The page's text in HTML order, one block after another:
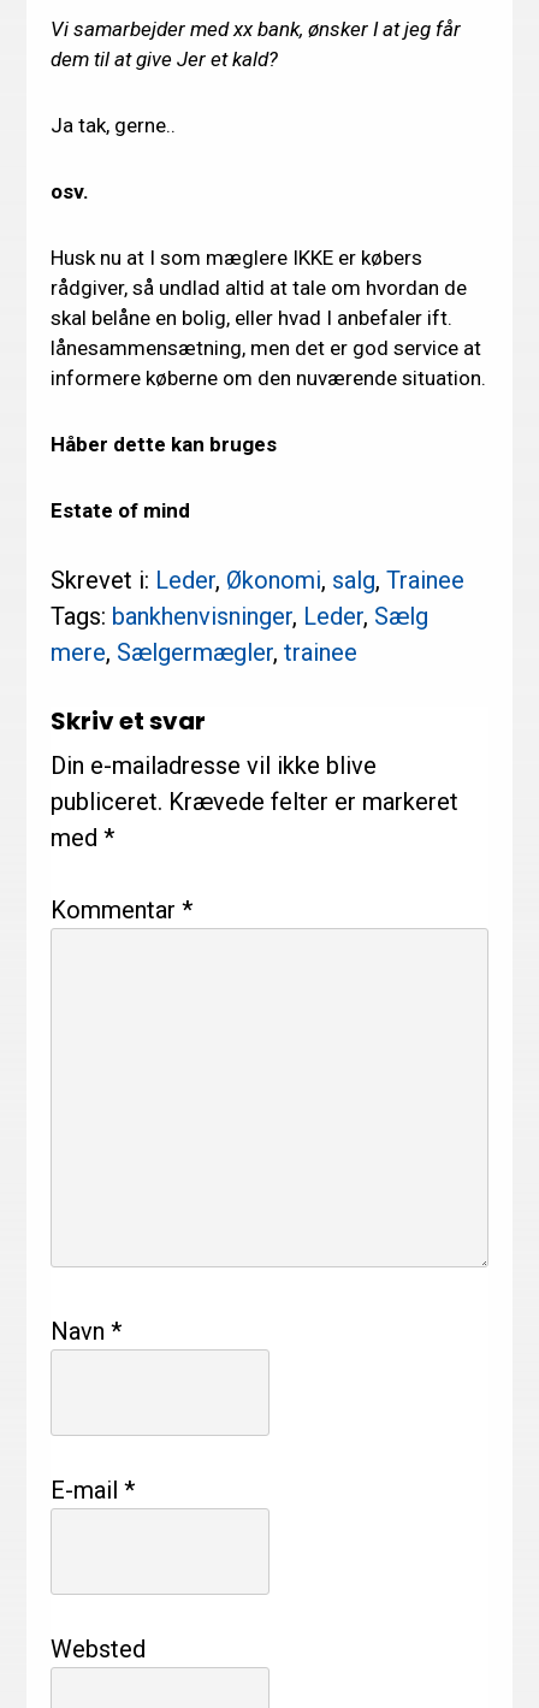
Vi samarbejder med xx bank, ønsker I at jeg får
dem til at give Jer et kald?
Ja tak, gerne..
osv.
Husk nu at I som mæglere IKKE er købers
rådgiver, så undlad altid at tale om hvordan de
skal belåne en bolig, eller hvad I anbefaler ift.
lånesammensætning, men det er god service at
informere køberne om den nuværende situation.
Håber dette kan bruges
Estate of mind
Skrevet i: Leder, Økonomi, salg,Trainee
Tags: bankhenvisninger, Leder, Sælg
mere, Sælgermægler,trainee
Læserinteraktioner
Skriv et svar
Din e-mailadresse vil ikke blive
publiceret. Krævede felter er markeret
med*
Kommentar*
Navn*
E-mail*
Websted